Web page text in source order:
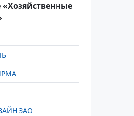
«Хозяйственные
ЗАО